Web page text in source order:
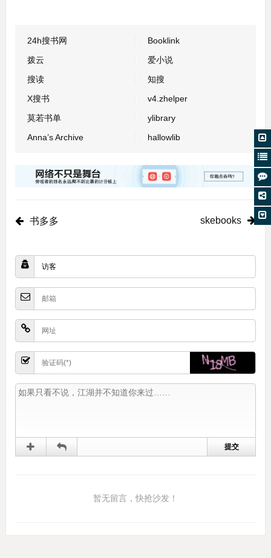
24h搜书网
Booklink
拨云
爱小说
搜读
知搜
X搜书
v4.zhelper
莫若书单
ylibrary
Anna’s Archive
hallowlib
书多多 skebooks
暂无留言，快抢沙发！